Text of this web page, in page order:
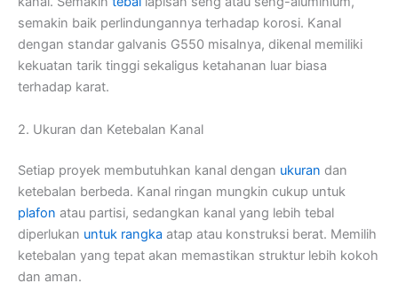
semakin baik perlindungannya terhadap korosi. Kanal
dengan standar galvanis G550 misalnya, dikenal memiliki
kekuatan tarik tinggi sekaligus ketahanan luar biasa
terhadap karat.
2. Ukuran dan Ketebalan Kanal
Setiap proyek membutuhkan kanal dengan ukuran dan
ketebalan berbeda. Kanal ringan mungkin cukup untuk
plafon atau partisi, sedangkan kanal yang lebih tebal
diperlukan untuk rangka atap atau konstruksi berat. Memilih
ketebalan yang tepat akan memastikan struktur lebih kokoh
dan aman.